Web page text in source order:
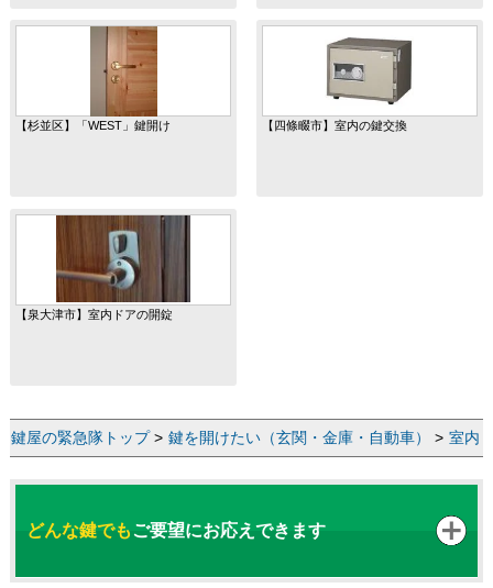
【杉並区】「WEST」鍵開け 【四條畷市】室内の鍵交換
【泉大津市】室内ドアの開錠
鍵屋の緊急隊トップ> 鍵を開けたい（玄関・金庫・自動車） > 室内
どんな鍵でもご要望にお応えできます